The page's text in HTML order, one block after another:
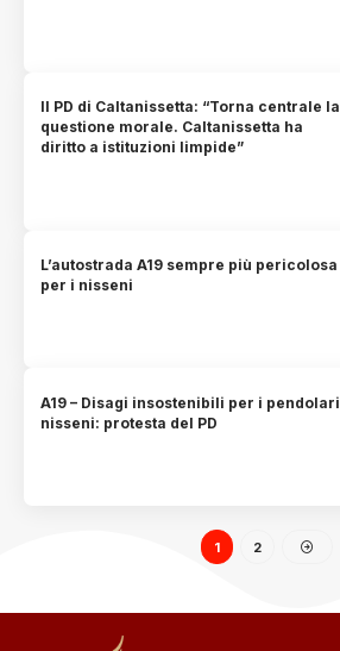
Il PD di Caltanissetta: “Torna centrale la
questione morale. Caltanissetta ha
diritto a istituzioni limpide”
L’autostrada A19 sempre più pericolosa
per i nisseni
A19 – Disagi insostenibili per i pendolari
nisseni: protesta del PD
1 2